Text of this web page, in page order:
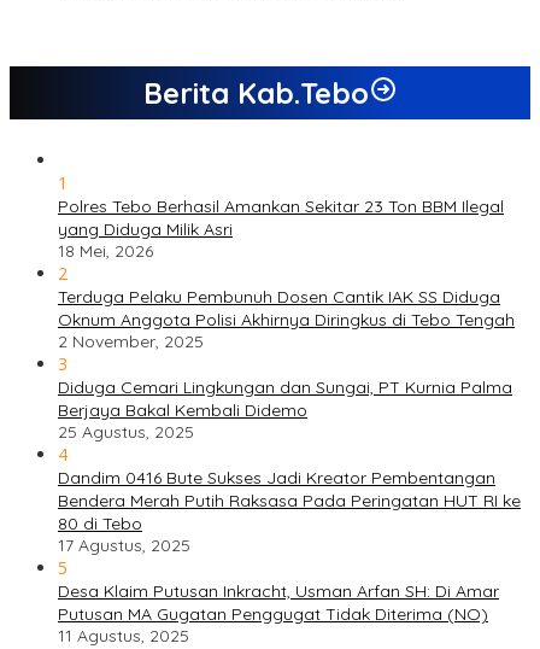
Berita Kab.Tebo
1
Polres Tebo Berhasil Amankan Sekitar 23 Ton BBM Ilegal
yang Diduga Milik Asri
18 Mei, 2026
2
Terduga Pelaku Pembunuh Dosen Cantik IAK SS Diduga
Oknum Anggota Polisi Akhirnya Diringkus di Tebo Tengah
2 November, 2025
3
Diduga Cemari Lingkungan dan Sungai, PT Kurnia Palma
Berjaya Bakal Kembali Didemo
25 Agustus, 2025
4
Dandim 0416 Bute Sukses Jadi Kreator Pembentangan
Bendera Merah Putih Raksasa Pada Peringatan HUT RI ke
80 di Tebo
17 Agustus, 2025
5
Desa Klaim Putusan Inkracht, Usman Arfan SH: Di Amar
Putusan MA Gugatan Penggugat Tidak Diterima (NO)
11 Agustus, 2025